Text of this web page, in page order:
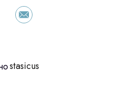
просто оставьте
stasicus